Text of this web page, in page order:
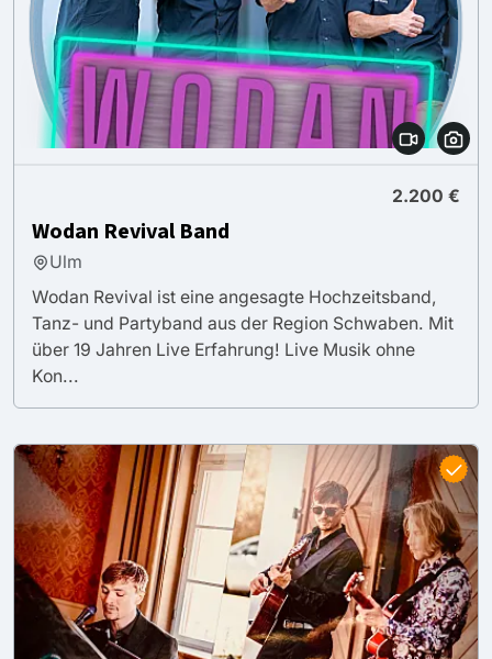
2.200 €
Wodan Revival Band
Ulm
Wodan Revival ist eine angesagte Hochzeitsband,
Tanz- und Partyband aus der Region Schwaben. Mit
über 19 Jahren Live Erfahrung! Live Musik ohne
Kon...